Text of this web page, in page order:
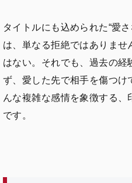
タイトルにも込められた“愛
は、単なる拒絶ではありま
はない。それでも、過去の経
ず、愛した先で相手を傷つ
んな複雑な感情を象徴する
です。